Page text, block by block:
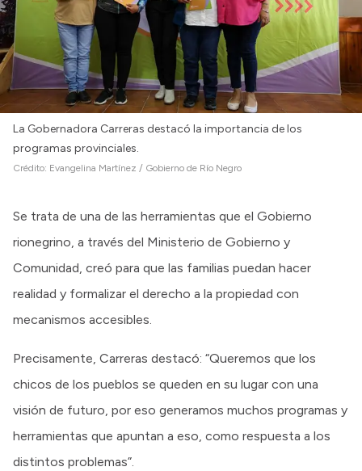
La Gobernadora Carreras destacó la importancia de los
programas provinciales.
Crédito: Evangelina Martínez / Gobierno de Río Negro
Se trata de una de las herramientas que el Gobierno
rionegrino, a través del Ministerio de Gobierno y
Comunidad, creó para que las familias puedan hacer
realidad y formalizar el derecho a la propiedad con
mecanismos accesibles.
Precisamente, Carreras destacó: “Queremos que los
chicos de los pueblos se queden en su lugar con una
visión de futuro, por eso generamos muchos programas y
herramientas que apuntan a eso, como respuesta a los
distintos problemas”.